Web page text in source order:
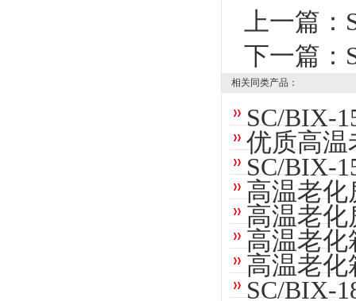
上一篇：
下一篇：
相关同类产品：
SC/BIX-
优质高温
SC/BIX-
高温老化
高温老化
高温老化
高温老化
SC/BIX-